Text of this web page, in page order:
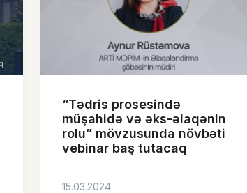
“Tədris prosesində
müşahidə və əks-əlaqənin
rolu” mövzusunda növbəti
vebinar baş tutacaq
15.03.2024